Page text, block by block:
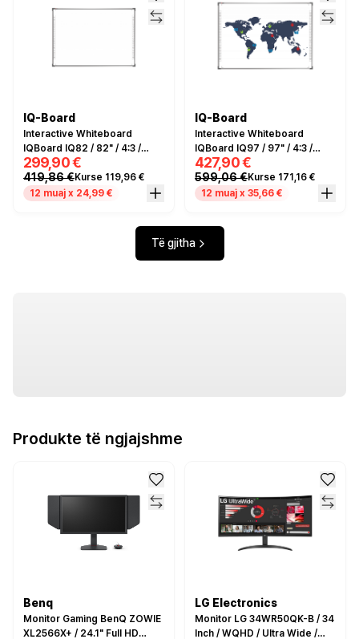
IQ-Board
Interactive Whiteboard
IQBoard IQ82 / 82" / 4:3 /
Infrared / 10–20 Touch Points
/ 18 Hotkeys / Rezolucion
32768×32768
299,90 €
419,86 €Kurse 119,96 €
12 muaj x 24,99 €
IQ-Board
Interactive Whiteboard
IQBoard IQ97 / 97" / 4:3 /
Infrared / 10–20 Touch Points
/ 18 Hotkeys / Rezolucion
32768×32768
427,90 €
599,06 €Kurse 171,16 €
12 muaj x 35,66 €
Të gjitha
Produkte të ngjajshme
Benq
Monitor Gaming BenQ ZOWIE
XL2566X+ / 24.1" Full HD
LG Electronics
Monitor LG 34WR50QK-B / 34
Inch / WQHD / Ultra Wide /